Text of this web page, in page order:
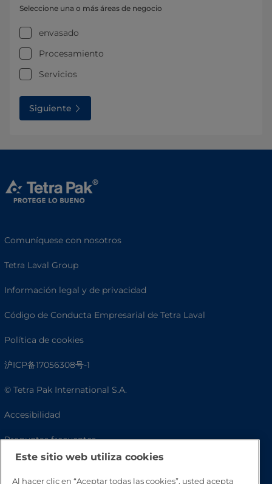
Seleccione una o más áreas de negocio
envasado
Procesamiento
Servicios
Siguiente
Comuníquese con nosotros
Tetra Laval Group
Información legal y de privacidad
Código de Conducta Empresarial de Tetra Laval
Política de cookies
沪ICP备17056308号-1
© Tetra Pak International S.A.
Accesibilidad
Preguntas frecuentes
Este sitio web utiliza cookies
Al hacer clic en “Aceptar todas las cookies”, usted acepta